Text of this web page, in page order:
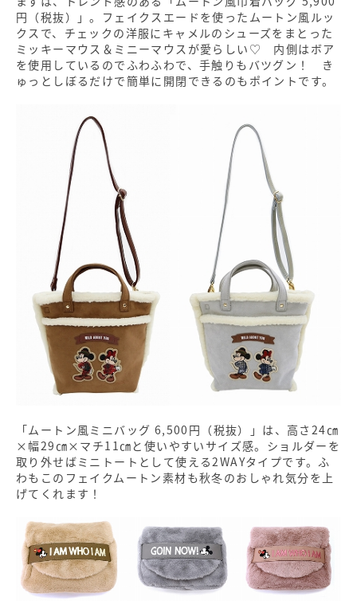
円（税抜）」。フェイクスエードを使ったムートン風ルッ
クスで、チェックの洋服にキャメルのシューズをまとった
ミッキーマウス＆ミニーマウスが愛らしい♡ 内側はボア
を使用しているのでふわふわで、手触りもバツグン！ き
ゅっとしぼるだけで簡単に開閉できるのもポイントです。
「ムートン風ミニバッグ 6,500円（税抜）」は、高さ24㎝
×幅29㎝×マチ11㎝と使いやすいサイズ感。ショルダーを
取り外せばミニトートとして使える2WAYタイプです。ふ
わもこのフェイクムートン素材も秋冬のおしゃれ気分を上
げてくれます！